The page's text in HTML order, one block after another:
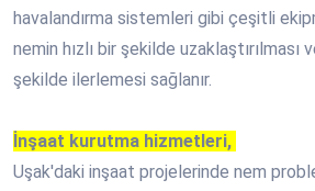
havalandırma sistemleri gibi çeşitli
nemin hızlı bir şekilde uzaklaştırılması
şekilde ilerlemesi sağlanır.
İnşaat kurutma hizmetleri,
Uşak'daki inşaat projelerinde nem